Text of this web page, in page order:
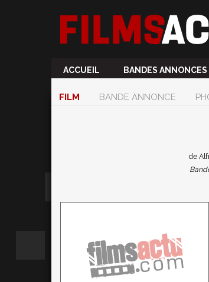
ACCUEIL BANDES ANNONCES
FILM BANDE ANNONCE
de